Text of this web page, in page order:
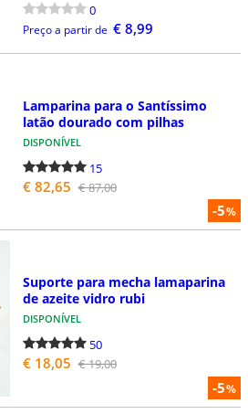
0
Preço a partir de € 8,99
-5%
Lamparina para o Santíssimo
latão dourado com pilhas
DISPONÍVEL
15
€ 82,65 € 87,00
-5%
Suporte para mecha lamaparina
de azeite vidro rubi
DISPONÍVEL
50
€ 18,05 € 19,00